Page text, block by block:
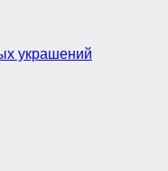
украшений